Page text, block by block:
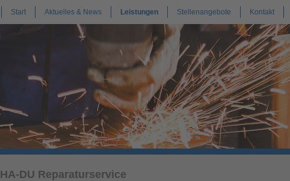
Start Aktuelles & News Leistungen Stellenangebote Kontakt
HA-DU Reparaturservice